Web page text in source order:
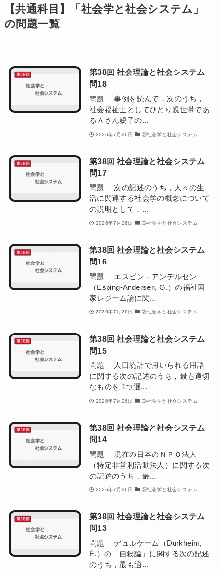
【共通科目】「社会学と社会システム」
の問題一覧
第38回 社会理論と社会システム
問18
問題 事例を読んで，次のうち，
社会福祉士としてひとり親世帯であ
るＡさん親子の...
2026年7月26日 ③社会学と社会システム
第38回 社会理論と社会システム
問17
問題 次の記述のうち，人々の生
活に関連する社会学の概念について
の説明として，...
2026年7月26日 ③社会学と社会システム
第38回 社会理論と社会システム
問16
問題 エスピン－アンデルセン
（Esping-Andersen, G.）の福祉国
家レジーム論に関...
2026年7月26日 ③社会学と社会システム
第38回 社会理論と社会システム
問15
問題 人口統計で用いられる用語
に関する次の記述のうち，最も適切
なものを 1つ選...
2026年7月26日 ③社会学と社会システム
第38回 社会理論と社会システム
問14
問題 現在の日本のＮＰＯ法人
（特定非営利活動法人）に関する次
の記述のうち，最...
2026年7月26日 ③社会学と社会システム
第38回 社会理論と社会システム
問13
問題 デュルケーム（Durkheim,
É.）の「自殺論」に関する次の記述
のうち，最も適...